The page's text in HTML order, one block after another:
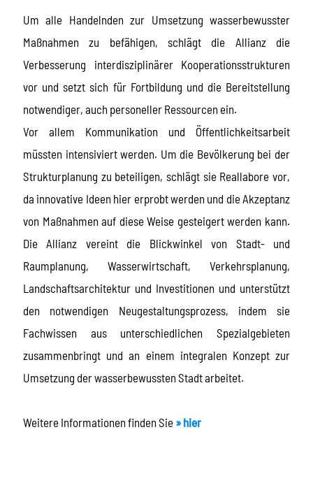
Um alle Handelnden zur Umsetzung wasserbewusster
Maßnahmen zu befähigen, schlägt die Allianz die
Verbesserung interdisziplinärer Kooperationsstrukturen
vor und setzt sich für Fortbildung und die Bereitstellung
notwendiger, auch personeller Ressourcen ein.
Vor allem Kommunikation und Öffentlichkeitsarbeit
müssten intensiviert werden. Um die Bevölkerung bei der
Strukturplanung zu beteiligen, schlägt sie Reallabore vor,
da innovative Ideen hier erprobt werden und die Akzeptanz
von Maßnahmen auf diese Weise gesteigert werden kann.
Die Allianz vereint die Blickwinkel von Stadt- und
Raumplanung, Wasserwirtschaft, Verkehrsplanung,
Landschaftsarchitektur und Investitionen und unterstützt
den notwendigen Neugestaltungsprozess, indem sie
Fachwissen aus unterschiedlichen Spezialgebieten
zusammenbringt und an einem integralen Konzept zur
Umsetzung der wasserbewussten Stadt arbeitet.
Weitere Informationen finden Sie » hier